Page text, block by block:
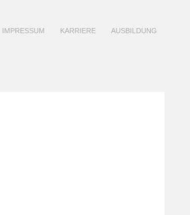
IMPRESSUM KARRIERE AUSBILDUNG